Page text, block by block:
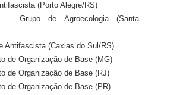
(Porto Alegre/RS)
– Grupo de Agroecologia (Santa
Antifascista (Caxias do Sul/RS)
de Organização de Base (MG)
de Organização de Base (RJ)
de Organização de Base (PR)